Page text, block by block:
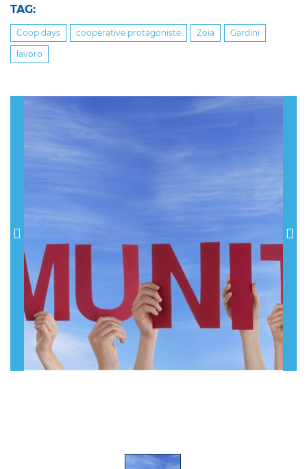
TAG:
Coop days cooperative protagoniste Zoia Gardini
lavoro
Previous